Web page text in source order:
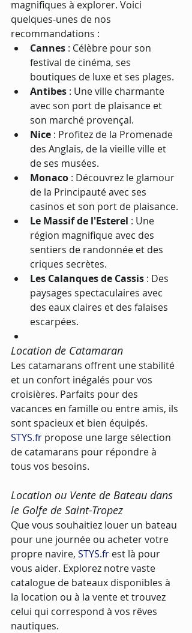
magnifiques à explorer. Voici
quelques-unes de nos
recommandations :
Cannes : Célèbre pour son
festival de cinéma, ses
boutiques de luxe et ses plages.
Antibes : Une ville charmante
avec son port de plaisance et
son marché provençal.
Nice : Profitez de la Promenade
des Anglais, de la vieille ville et
de ses musées.
Monaco : Découvrez le glamour
de la Principauté avec ses
casinos et son port de plaisance.
Le Massif de l'Esterel : Une
région magnifique avec des
sentiers de randonnée et des
criques secrètes.
Les Calanques de Cassis : Des
paysages spectaculaires avec
des eaux claires et des falaises
escarpées.
Location de Catamaran
Les catamarans offrent une stabilité
et un confort inégalés pour vos
croisières. Parfaits pour des
vacances en famille ou entre amis, ils
sont spacieux et bien équipés.
STYS.fr propose une large sélection
de catamarans pour répondre à
tous vos besoins.
Location ou Vente de Bateau dans
le Golfe de Saint-Tropez
Que vous souhaitiez louer un bateau
pour une journée ou acheter votre
propre navire, STYS.fr est là pour
vous aider. Explorez notre vaste
catalogue de bateaux disponibles à
la location ou à la vente et trouvez
celui qui correspond à vos rêves
nautiques.